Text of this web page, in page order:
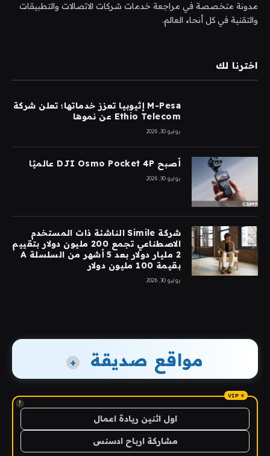
مدونة متخصصة في مراجعة خدمات شركات الاتصالات والتطبيقات
والتقنية في كل أنحاء العالم.
اخترنا لك
M-Pesa إثيوبيا تعزز خدماتها؛ تعلن شركة
Ethio Telecom عن نموها
يوليو 30, 2026
أصبح DJI Osmo Pocket 4P عالميًا
يوليو 30, 2026
شركة Simile الناشئة ذات المستخدم
الاصطناعي تجمع 200 مليون دولار بتقييم
2 مليار دولار بعد 5 أشهر من السلسلة A
بقيمة 100 مليون دولار
يوليو 30, 2026
مواقع صديقة +
!
اول اثنين ريادة اعمال
مشاركة ارباح ادسنس